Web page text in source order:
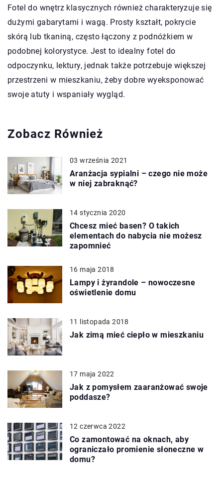
Fotel do wnętrz klasycznych również charakteryzuje się
dużymi gabarytami i wagą. Prosty kształt, pokrycie
skórą lub tkaniną, często łączony z podnóżkiem w
podobnej kolorystyce. Jest to idealny fotel do
odpoczynku, lektury, jednak także potrzebuje większej
przestrzeni w mieszkaniu, żeby dobre wyeksponować
swoje atuty i wspaniały wygląd.
Zobacz Również
03 września 2021
Aranżacja sypialni – czego nie może
w niej zabraknąć?
14 stycznia 2020
Chcesz mieć basen? O takich
elementach do nabycia nie możesz
zapomnieć
16 maja 2018
Lampy i żyrandole – nowoczesne
oświetlenie domu
11 listopada 2018
Jak zimą mieć ciepło w mieszkaniu
17 maja 2022
Jak z pomysłem zaaranżować swoje
poddasze?
12 czerwca 2022
Co zamontować na oknach, aby
ograniczało promienie słoneczne w
domu?